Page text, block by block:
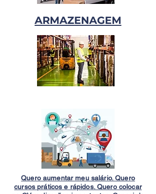
ARMAZENAGEM
Quero aumentar meu salário. Quero
cursos práticos e rápidos. Quero colocar